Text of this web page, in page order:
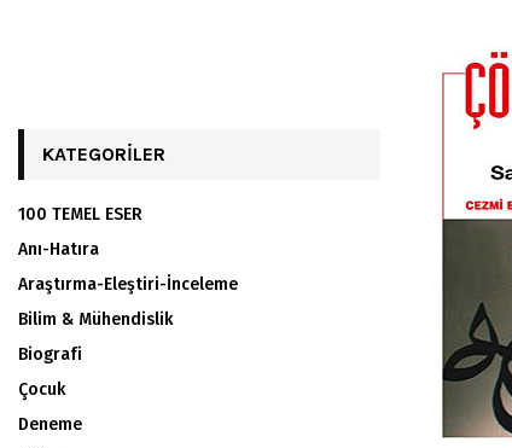
KATEGORILER
100 TEMEL ESER
Anı-Hatıra
Araştırma-Eleştiri-İnceleme
Bilim & Mühendislik
Biografi
Çocuk
Deneme